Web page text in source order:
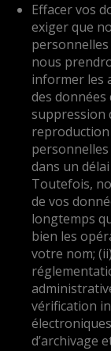
Effacer vos
exiger que
nous
informer les
des données
suppression
reproduction
dans un
Toutefois,
de vos
longtemps
bien les
votre nom;
vérification
d’archivage